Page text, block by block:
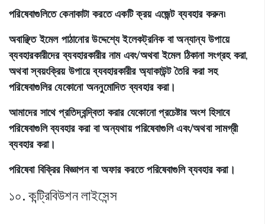
পরিষেবাগুলিতে কেনাকাটা করতে একটি ক্রয় এজেন্ট ব্যবহার করুন৷
অবাঞ্ছিত ইমেল পাঠানোর উদ্দেশ্যে ইলেকট্রনিক বা অন্যান্য উপায়ে
ব্যবহারকারীদের ব্যবহারকারীর নাম এবং/অথবা ইমেল ঠিকানা সংগ্রহ করা,
অথবা স্বয়ংক্রিয় উপায়ে ব্যবহারকারীর অ্যাকাউন্ট তৈরি করা সহ
পরিষেবাগুলির যেকোনো অননুমোদিত ব্যবহার করা।
আমাদের সাথে প্রতিদ্বন্দ্বিতা করার যেকোনো প্রচেষ্টার অংশ হিসাবে
পরিষেবাগুলি ব্যবহার করা বা অন্যথায় পরিষেবাগুলি এবং/অথবা সামগ্রী
ব্যবহার করা।
পরিষেবা বিক্রির বিজ্ঞাপন বা অফার করতে পরিষেবাগুলি ব্যবহার করা।
১০. কন্ট্রিবিউশন লাইসেন্স